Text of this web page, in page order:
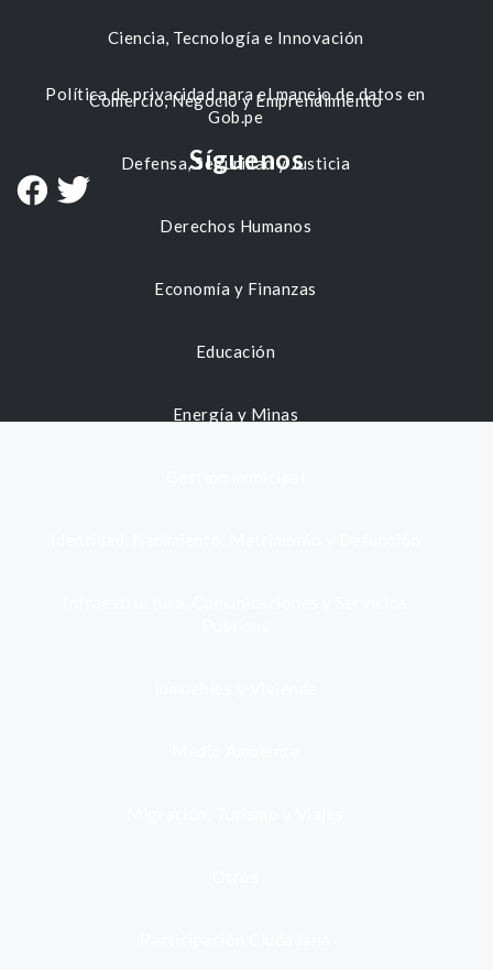
Ciencia, Tecnología e Innovación
Comercio, Negocio y Emprendimiento
Defensa, Seguridad y Justicia
Derechos Humanos
Economía y Finanzas
Educación
Energía y Minas
Política de privacidad para el manejo de datos en
Gob.pe
Síguenos